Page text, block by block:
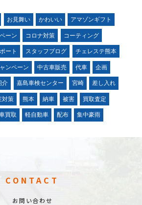
お見舞い かわいい アマゾンギフト
ーン コロナ対策 コーティング
ート スタッフブログ チェレステ熊本
ンペーン 中古車販売 代車 企画
介 嘉島車検センター 宮崎 差し入れ
対策 熊本 納車 被害 買取査定
買取 軽自動車 配布 集中豪雨
CONTACT
お問い合わせ